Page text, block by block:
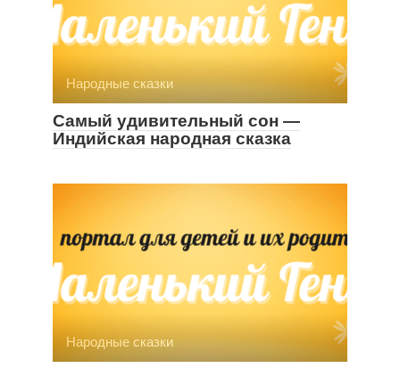
Народные сказки
Самый удивительный сон —
Индийская народная сказка
Народные сказки